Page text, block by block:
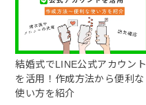
結婚式でLINE公式アカウント
を活用！作成方法から便利な
使い方を紹介